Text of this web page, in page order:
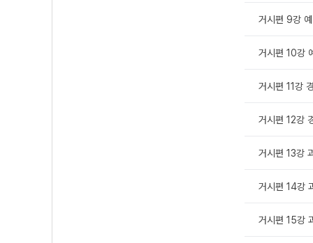
거시편 9강
거시편 10강
거시편 11강
거시편 12강
거시편 13강
거시편 14강
거시편 15강